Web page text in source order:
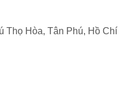
Thọ Hòa, Tân Phú, Hồ Chí